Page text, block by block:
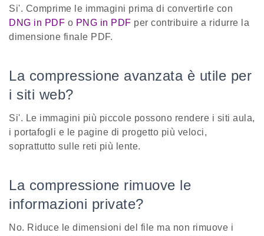
Si'. Comprime le immagini prima di convertirle con
DNG in PDF o PNG in PDF per contribuire a ridurre la
dimensione finale PDF.
La compressione avanzata è utile per
i siti web?
Si'. Le immagini più piccole possono rendere i siti aula,
i portafogli e le pagine di progetto più veloci,
soprattutto sulle reti più lente.
La compressione rimuove le
informazioni private?
No. Riduce le dimensioni del file ma non rimuove i